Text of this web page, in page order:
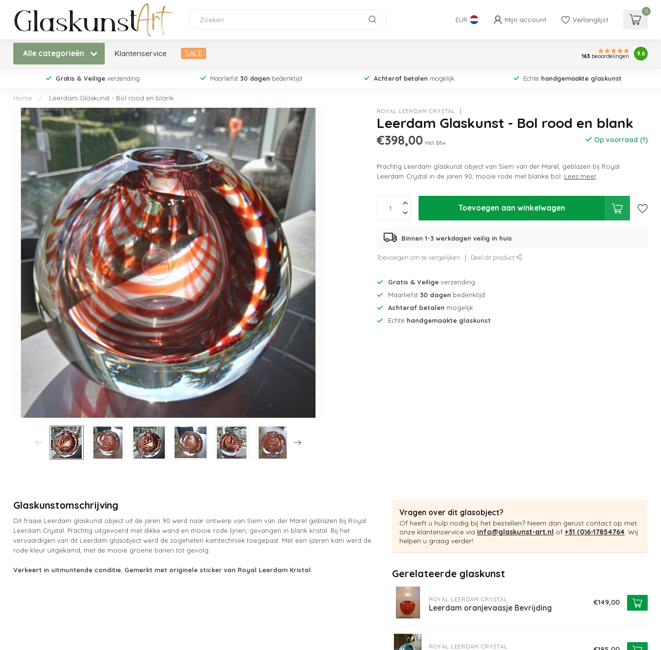
EUR Mijn account Verlanglijst
0
Alle categorieën Klantenservice SALE 163 beoordelingen 9.6
Gratis & Veiligeverzending Maarliefst 30 dagen bedenktijd Achteraf betalen mogelijk Echte handgemaakte glaskunst
Home / Leerdam Glaskunst - Bol rood en blank
ROYAL LEERDAM CRYSTAL
Leerdam Glaskunst - Bol rood en blank
€398,00 Incl. btw Op voorraad (1)
Prachtig Leerdam glaskunst object van Siem van der Marel, geblazen bij Royal
Leerdam Crystal in de jaren 90, mooie rode met blanke bol. Lees meer.
Toevoegen aan winkelwagen
Binnen 1-3 werkdagen veilig in huis
Toevoegen om te vergelijken Deel dit product
Gratis & Veilige verzending
Maarliefst30 dagen bedenktijd
Achteraf betalen mogelijk
Echte handgemaakte glaskunst
Glaskunstomschrijving
Dit fraaie Leerdam glaskunst object uit de jaren 90 werd naar ontwerp van Siem van der Marel geblazen bij Royal
Leerdam Crystal. Prachtig uitgevoerd met dikke wand en mooie rode lijnen, gevangen in blank kristal. Bij het
vervaardigen van dit Leerdam glasobject werd de zogeheten kamtechniek toegepast. Met een ijzeren kam werd de
rode kleur uitgekamd, met de mooie groene banen tot gevolg.
Verkeert in uitmuntende conditie. Gemerkt met originele sticker van Royal Leerdam Kristal.
Vragen over dit glasobject?
Of heeft u hulp nodig bij het bestellen? Neem dan gerust contact op met
onze klantenservice via info@glaskunst-art.nl of +31 (0)6-17854764. Wij
helpen u graag verder!
Gerelateerde glaskunst
ROYAL LEERDAM CRYSTAL
Leerdam oranjevaasje Bevrijding
€149,00
ROYAL LEERDAM CRYSTAL